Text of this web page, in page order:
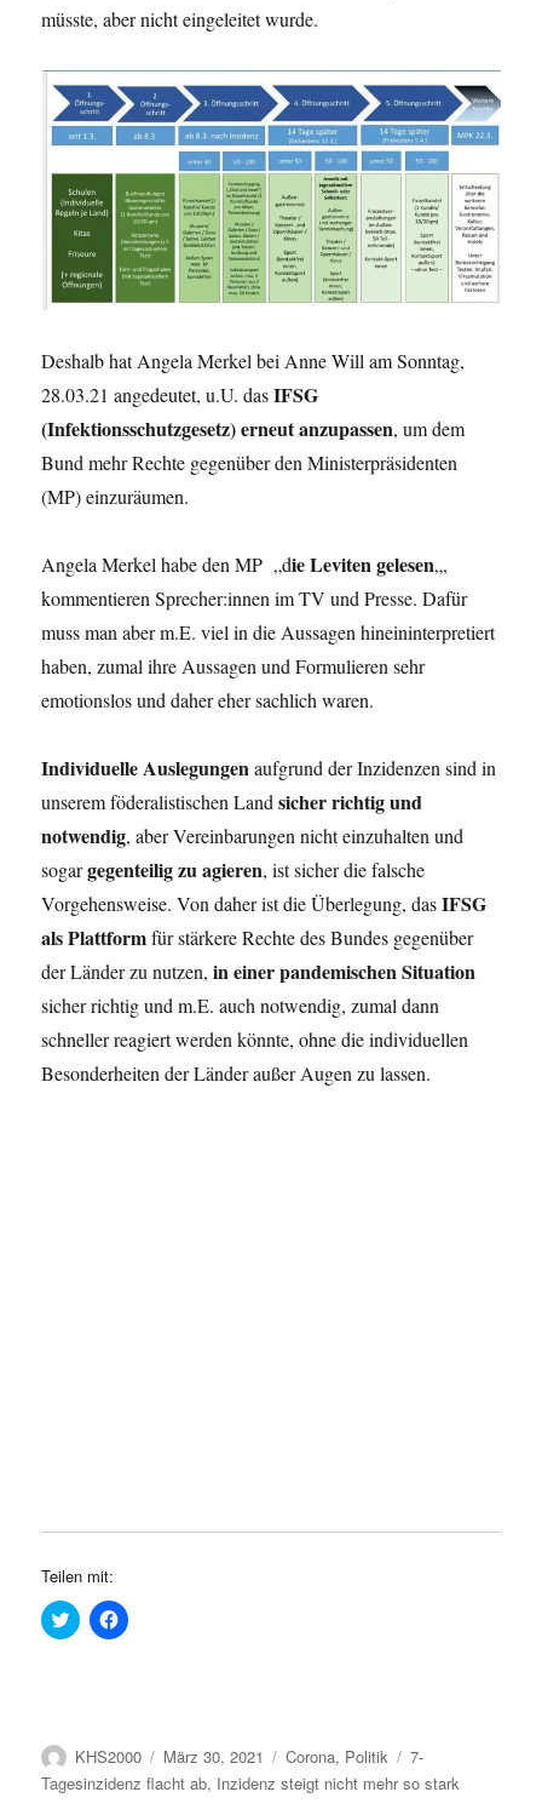
müsste, aber nicht eingeleitet wurde.
Deshalb hat Angela Merkel bei Anne Will am Sonntag,
28.03.21 angedeutet, u.U. dasIFSG
(Infektionsschutzgesetz) erneut anzupassen, um dem
Bund mehr Rechte gegenüber den Ministerpräsidenten
(MP) einzuräumen.
Angela Merkel habe den MP „die Leviten gelesen„,
kommentieren Sprecher:innen im TV und Presse. Dafür
muss man aber m.E. viel in die Aussagen hineininterpretiert
haben, zumal ihre Aussagen und Formulieren sehr
emotionslos und daher eher sachlich waren.
Individuelle Auslegungenaufgrund der Inzidenzen sind in
unserem föderalistischen Landsicher richtig und
notwendig, aber Vereinbarungen nicht einzuhalten und
sogargegenteilig zu agieren, ist sicher die falsche
Vorgehensweise. Von daher ist die Überlegung, dasIFSG
als Plattformfür stärkere Rechte des Bundes gegenüber
der Länder zu nutzen,in einer pandemischen Situation
sicher richtig und m.E. auch notwendig, zumal dann
schneller reagiert werden könnte, ohne die individuellen
Besonderheiten der Länder außer Augen zu lassen.
Teilen mit:
K
l
b
r
K
l
u
F
Autor
KHS2000
Veröffentlicht
am
März 30, 2021 Kategorien
Corona, Politik Schlagwörter
7-
Tagesinzidenz flacht ab, Inzidenz steigt nicht mehr so stark